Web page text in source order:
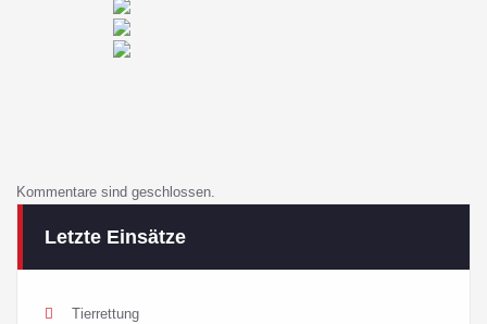
Kommentare sind geschlossen.
Letzte Einsätze
Tierrettung